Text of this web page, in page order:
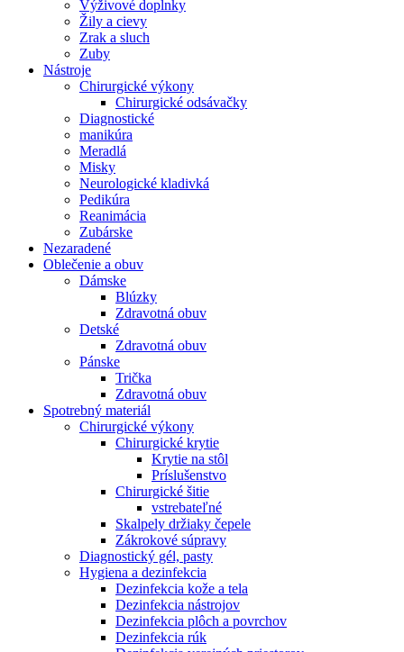
Výživové doplnky
Žily a cievy
Zrak a sluch
Zuby
Nástroje
Chirurgické výkony
Chirurgické odsávačky
Diagnostické
manikúra
Meradlá
Misky
Neurologické kladivká
Pedikúra
Reanimácia
Zubárske
Nezaradené
Oblečenie a obuv
Dámske
Blúzky
Zdravotná obuv
Detské
Zdravotná obuv
Pánske
Trička
Zdravotná obuv
Spotrebný materiál
Chirurgické výkony
Chirurgické krytie
Krytie na stôl
Príslušenstvo
Chirurgické šitie
vstrebateľné
Skalpely držiaky čepele
Zákrokové súpravy
Diagnostický gél, pasty
Hygiena a dezinfekcia
Dezinfekcia kože a tela
Dezinfekcia nástrojov
Dezinfekcia plôch a povrchov
Dezinfekcia rúk